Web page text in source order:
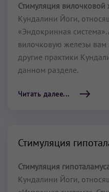
Стимуляция вилочковой
Кундалини Йоги,
«Эндокринная система».
вилочковую железы вам
другие практики
данном разделе.
Читать далее...
Стимуляция
Стимуляция
Кундалини Йоги,